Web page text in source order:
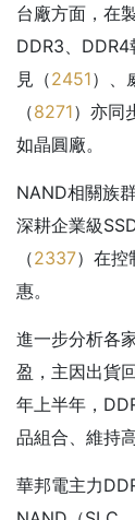
台廠方面，在
DDR3、
見（2451）、
（8271）亦同
如晶圓廠。
NAND相關族
深耕企業級
（2337）在控
惠。
進一步分析各
盈，主因出貨
年上半年，
品組合、維持
華邦電主力